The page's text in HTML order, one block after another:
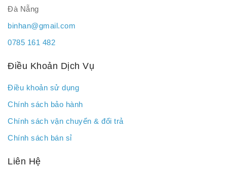
Đà Nẵng
binhan@gmail.com
0785 161 482
Điều Khoản Dịch Vụ
Điều khoản sử dụng
Chính sách bảo hành
Chính sách vận chuyển & đổi trả
Chính sách bán sỉ
Liên Hệ